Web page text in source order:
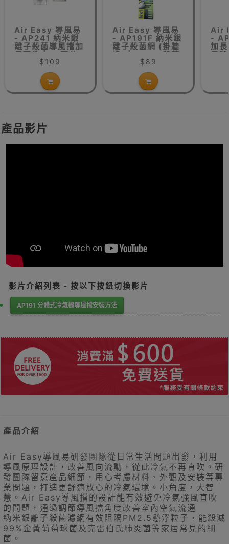
Air Easy 導風易
- AP241 納米銀
離子殺菌導風擋加
長配件 | >1匹分
體機用 | 殺滅
99%細菌 | 簡易
安裝
$109
Air Easy 導風易
- AP191F 納米銀
離子殺菌網 (掛牆
機) | AP191殺菌
網更換
$89
Air
-
加
子
產品影片
影片介紹列表 - 按以下按鈕切換影片
AP191 分體式冷氣機導風擋安裝方法
產品介紹
Air Easy導風易研發團隊從日常生活問題出發，利用
導風原理設計，改善風向流動，從此冷氣不再直吹。研
發團隊留意產品細節，用心考慮材料、外觀及安裝等專
業問題，打造更舒適放心的冷氣環境。小角度，大智
慧。Air Easy導風擋的設計能有效避免冷氣強風直吹
的問題，通過調節導風擋角度改善室內空氣流通
納米銀離子殺菌濾網有效阻隔PM2.5懸浮粒子，能殺滅
99%金黃葡萄球菌及克雷伯氏肺炎菌等家居常見的細
菌。